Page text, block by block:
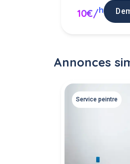
10€/h
Annonces
Service peintre